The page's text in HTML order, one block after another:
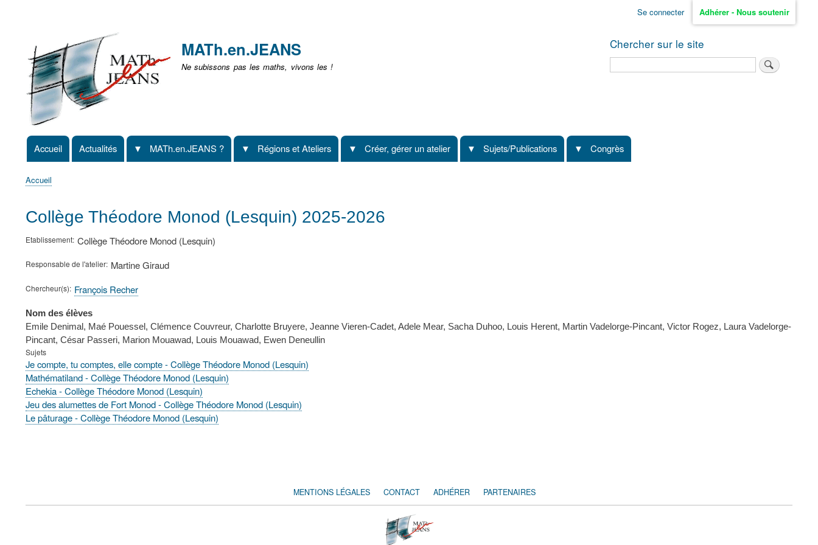
non
identifié
Se connecter Adhérer - Nous soutenir
MATh.en.JEANS
Ne subissons pas les maths, vivons les !
Chercher sur le site
Navigation
principale
Accueil Actualités MATh.en.JEANS ? Régions et Ateliers Créer, gérer un atelier Sujets/Publications Congrès
d'Ariane
Accueil
Collège Théodore Monod (Lesquin) 2025-2026
Etablissement Collège Théodore Monod (Lesquin)
Responsable de l'atelier Martine Giraud
Chercheur(s) François Recher
Nom des élèves
Emile Denimal, Maé Pouessel, Clémence Couvreur, Charlotte Bruyere, Jeanne Vieren-Cadet, Adele Mear, Sacha Duhoo, Louis Herent, Martin Vadelorge-Pincant, Victor Rogez, Laura Vadelorge-
Pincant, César Passeri, Marion Mouawad, Louis Mouawad, Ewen Deneullin
Sujets
Je compte, tu comptes, elle compte - Collège Théodore Monod (Lesquin)
Mathématiland - Collège Théodore Monod (Lesquin)
Echekia - Collège Théodore Monod (Lesquin)
Jeu des alumettes de Fort Monod - Collège Théodore Monod (Lesquin)
Le pâturage - Collège Théodore Monod (Lesquin)
FOOTER
MENTIONS LÉGALES CONTACT ADHÉRER PARTENAIRES